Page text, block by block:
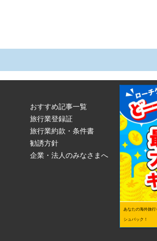
おすすめ記事一覧
旅行業登録証
旅行業約款・条件書
勧誘方針
企業・法人のみなさまへ
あなたの海外旅
シュバック！